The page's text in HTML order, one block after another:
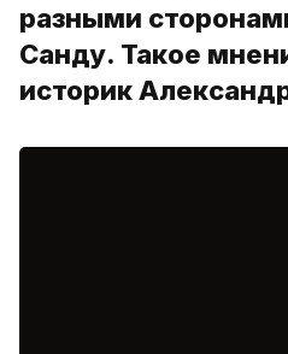
разными
Санду. Такое
историк